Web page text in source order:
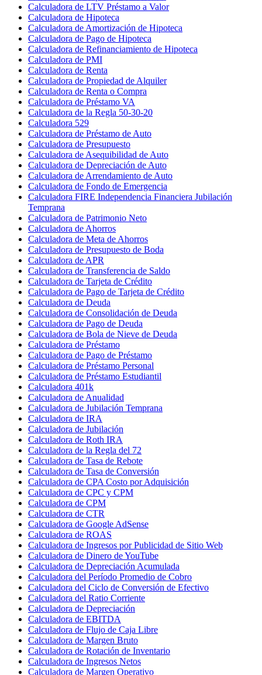
Calculadora de LTV Préstamo a Valor
Calculadora de Hipoteca
Calculadora de Amortización de Hipoteca
Calculadora de Pago de Hipoteca
Calculadora de Refinanciamiento de Hipoteca
Calculadora de PMI
Calculadora de Renta
Calculadora de Propiedad de Alquiler
Calculadora de Renta o Compra
Calculadora de Préstamo VA
Calculadora de la Regla 50-30-20
Calculadora 529
Calculadora de Préstamo de Auto
Calculadora de Presupuesto
Calculadora de Asequibilidad de Auto
Calculadora de Depreciación de Auto
Calculadora de Arrendamiento de Auto
Calculadora de Fondo de Emergencia
Calculadora FIRE Independencia Financiera Jubilación
Temprana
Calculadora de Patrimonio Neto
Calculadora de Ahorros
Calculadora de Meta de Ahorros
Calculadora de Presupuesto de Boda
Calculadora de APR
Calculadora de Transferencia de Saldo
Calculadora de Tarjeta de Crédito
Calculadora de Pago de Tarjeta de Crédito
Calculadora de Deuda
Calculadora de Consolidación de Deuda
Calculadora de Pago de Deuda
Calculadora de Bola de Nieve de Deuda
Calculadora de Préstamo
Calculadora de Pago de Préstamo
Calculadora de Préstamo Personal
Calculadora de Préstamo Estudiantil
Calculadora 401k
Calculadora de Anualidad
Calculadora de Jubilación Temprana
Calculadora de IRA
Calculadora de Jubilación
Calculadora de Roth IRA
Calculadora de la Regla del 72
Calculadora de Tasa de Rebote
Calculadora de Tasa de Conversión
Calculadora de CPA Costo por Adquisición
Calculadora de CPC y CPM
Calculadora de CPM
Calculadora de CTR
Calculadora de Google AdSense
Calculadora de ROAS
Calculadora de Ingresos por Publicidad de Sitio Web
Calculadora de Dinero de YouTube
Calculadora de Depreciación Acumulada
Calculadora del Período Promedio de Cobro
Calculadora del Ciclo de Conversión de Efectivo
Calculadora del Ratio Corriente
Calculadora de Depreciación
Calculadora de EBITDA
Calculadora de Flujo de Caja Libre
Calculadora de Margen Bruto
Calculadora de Rotación de Inventario
Calculadora de Ingresos Netos
Calculadora de Margen Operativo